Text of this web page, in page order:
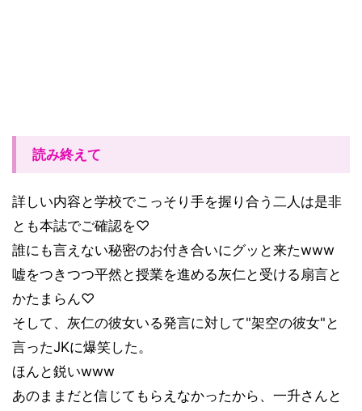
読み終えて
詳しい内容と学校でこっそり手を握り合う二人は是非
とも本誌でご確認を♡
誰にも言えない秘密のお付き合いにグッと来たwww
嘘をつきつつ平然と授業を進める灰仁と受ける扇言と
かたまらん♡
そして、灰仁の彼女いる発言に対して"架空の彼女"と
言ったJKに爆笑した。
ほんと鋭いwww
あのままだと信じてもらえなかったから、一升さんと